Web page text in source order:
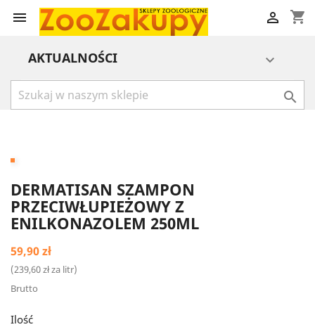
 shopping_cart

AKTUALNOŚCI 

DERMATISAN SZAMPON
PRZECIWŁUPIEŻOWY Z
ENILKONAZOLEM 250ML
59,90 zł
(239,60 zł za litr)
Brutto
Ilość